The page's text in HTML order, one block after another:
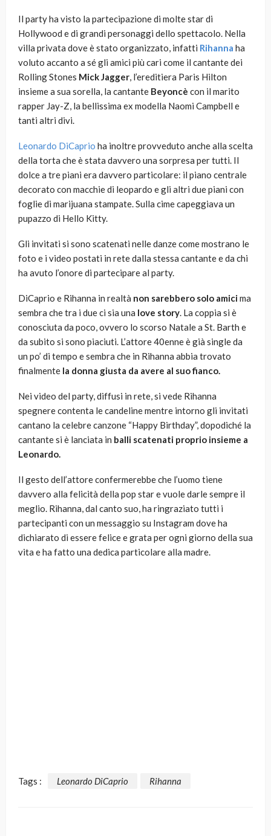
Il party ha visto la partecipazione di molte star di
Hollywood e di grandi personaggi dello spettacolo. Nella
villa privata dove è stato organizzato, infatti Rihanna ha
voluto accanto a sé gli amici più cari come il cantante dei
Rolling Stones Mick Jagger, l’ereditiera Paris Hilton
insieme a sua sorella, la cantante Beyoncè con il marito
rapper Jay-Z, la bellissima ex modella Naomi Campbell e
tanti altri divi.
Leonardo DiCaprio ha inoltre provveduto anche alla scelta
della torta che è stata davvero una sorpresa per tutti. Il
dolce a tre piani era davvero particolare: il piano centrale
decorato con macchie di leopardo e gli altri due piani con
foglie di marijuana stampate. Sulla cime capeggiava un
pupazzo di Hello Kitty.
Gli invitati si sono scatenati nelle danze come mostrano le
foto e i video postati in rete dalla stessa cantante e da chi
ha avuto l’onore di partecipare al party.
DiCaprio e Rihanna in realtà non sarebbero solo amicima
sembra che tra i due ci sia una love story. La coppia si è
conosciuta da poco, ovvero lo scorso Natale a St. Barth e
da subito si sono piaciuti. L’attore 40enne è già single da
un po’ di tempo e sembra che in Rihanna abbia trovato
finalmente la donna giusta da avere al suo fianco.
Nei video del party, diffusi in rete, si vede Rihanna
spegnere contenta le candeline mentre intorno gli invitati
cantano la celebre canzone “Happy Birthday”, dopodiché la
cantante si è lanciata in balli scatenati proprio insieme a
Leonardo.
Il gesto dell’attore confermerebbe che l’uomo tiene
davvero alla felicità della pop star e vuole darle sempre il
meglio. Rihanna, dal canto suo, ha ringraziato tutti i
partecipanti con un messaggio su Instagram dove ha
dichiarato di essere felice e grata per ogni giorno della sua
vita e ha fatto una dedica particolare alla madre.
Tags : Leonardo DiCaprio Rihanna